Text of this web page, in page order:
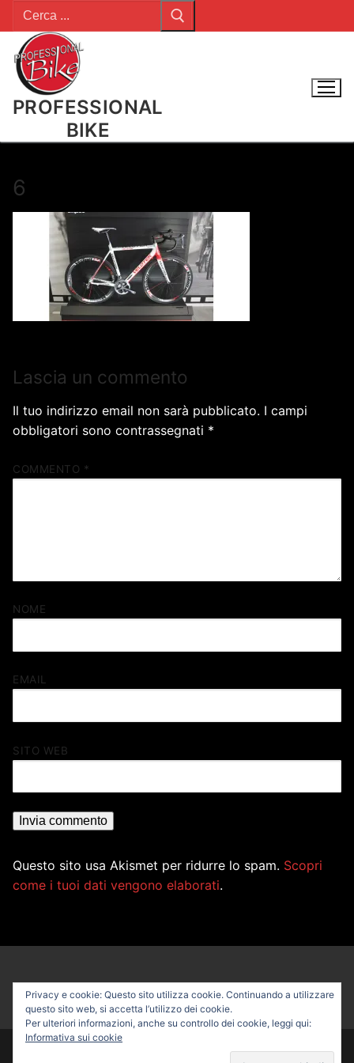
al
contenuto
PROFESSIONAL
BIKE
6
Lascia un commento
Il tuo indirizzo email non sarà pubblicato. I campi
obbligatori sono contrassegnati *
COMMENTO *
NOME
EMAIL
SITO WEB
Questo sito usa Akismet per ridurre lo spam. Scopri
come i tuoi dati vengono elaborati.
Privacy e cookie: Questo sito utilizza cookie. Continuando a utilizzare
questo sito web, si accetta l’utilizzo dei cookie.
Per ulteriori informazioni, anche su controllo dei cookie, leggi qui:
Informativa sui cookie